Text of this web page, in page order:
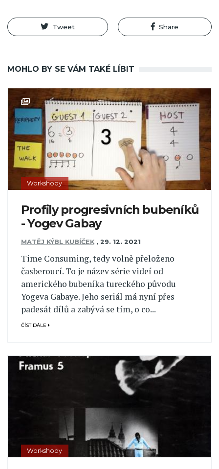
Tweet Share
MOHLO BY SE VÁM TAKÉ LÍBIT
Workshopy
Profily progresivních bubeníků
- Yogev Gabay
MATĚJ KÝBL KUBÍČEK , 29. 12. 2021
Time Consuming, tedy volně přeloženo
časberoucí. To je název série videí od
amerického bubeníka tureckého původu
Yogeva Gabaye. Jeho seriál má nyní přes
padesát dílů a zabývá se tím, o co...
ČÍST DÁLE
Workshopy